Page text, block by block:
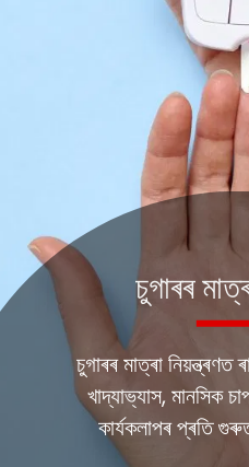
চুগাৰৰ মাত্ৰা নিয়ন্ত্ৰণত
খাদ্যাভ্যাস, মানসিক
কাৰ্যকলাপৰ প্ৰতি
চুগাৰৰ